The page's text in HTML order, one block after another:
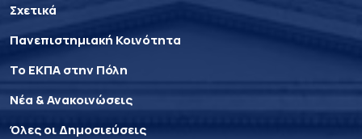
Σχετικά
Πανεπιστημιακή Κοινότητα
Το ΕΚΠΑ στην Πόλη
Νέα & Ανακοινώσεις
Όλες οι Δημοσιεύσεις